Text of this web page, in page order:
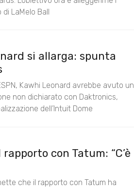
LaMelo Ball
si allarga: spunta
Kawhi Leonard avrebbe avuto un
non dichiarato con Daktronics,
dell’Intuit Dome
con Tatum: “C’è
che il rapporto con Tatum ha